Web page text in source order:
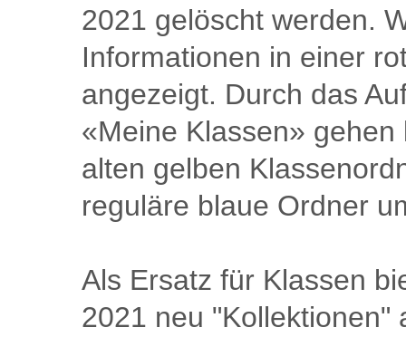
2021 gelöscht werden.
Informationen in einer
angezeigt. Durch das
«Meine Klassen»
alten gelben
reguläre blaue Ordner
Als Ersatz für Klassen
2021 neu "Kollektionen"